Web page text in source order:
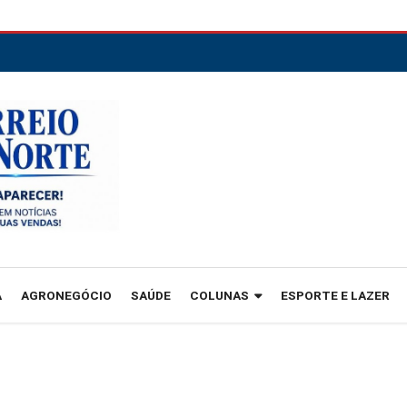
AGRONEGÓCIO SAÚDE COLUNAS ESPORTE E LAZER